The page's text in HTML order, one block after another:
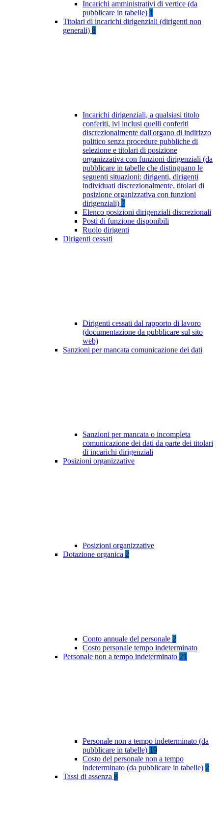
Incarichi amministrativi di vertice (da
pubblicare in tabelle) 1
Titolari di incarichi dirigenziali (dirigenti non
generali) 8
Incarichi dirigenziali, a qualsiasi titolo
conferiti, ivi inclusi quelli conferiti
discrezionalmente dall'organo di indirizzo
politico senza procedure pubbliche di
selezione e titolari di posizione
organizzativa con funzioni dirigenziali (da
pubblicare in tabelle che distinguano le
seguenti situazioni: dirigenti, dirigenti
individuati discrezionalmente, titolari di
posizione organizzativa con funzioni
dirigenziali) 7
Elenco posizioni dirigenziali discrezionali
Posti di funzione disponibili
Ruolo dirigenti
Dirigenti cessati
Dirigenti cessati dal rapporto di lavoro
(documentazione da pubblicare sul sito
web)
Sanzioni per mancata comunicazione dei dati
Sanzioni per mancata o incompleta
comunicazione dei dati da parte dei titolari
di incarichi dirigenziali
Posizioni organizzative
Posizioni organizzative
Dotazione organica 2
Conto annuale del personale 2
Costo personale tempo indeterminato
Personale non a tempo indeterminato 21
Personale non a tempo indeterminato (da
pubblicare in tabelle) 19
Costo del personale non a tempo
indeterminato (da pubblicare in tabelle) 2
Tassi di assenza 8